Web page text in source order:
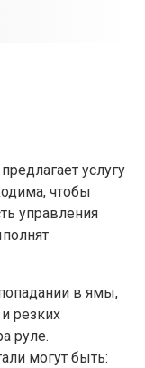
услугу
чтобы
управления
в ямы,
резких
руле.
могут быть: